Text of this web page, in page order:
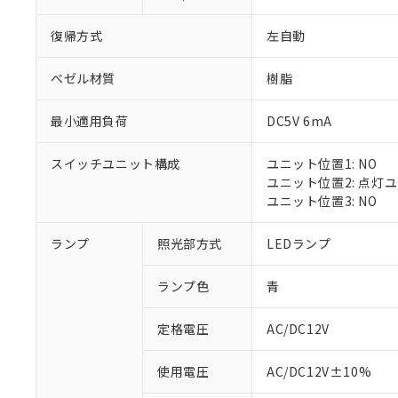
復帰方式 左自動
ベゼル材質 樹脂
最小適用負荷 DC5V 6mA
スイッチユニット構成
ユニット位置1: NO
ユニット位置2: 点灯
ユニット位置3: NO
ランプ 照光部方式 LEDランプ
ランプ色 青
定格電圧 AC/DC12V
使用電圧 AC/DC12V±10%
ご利用条件
※1 対応状況
調査・確認中：
非該当品：ライセ
仕入先様の事情に
があります。
※1 中国